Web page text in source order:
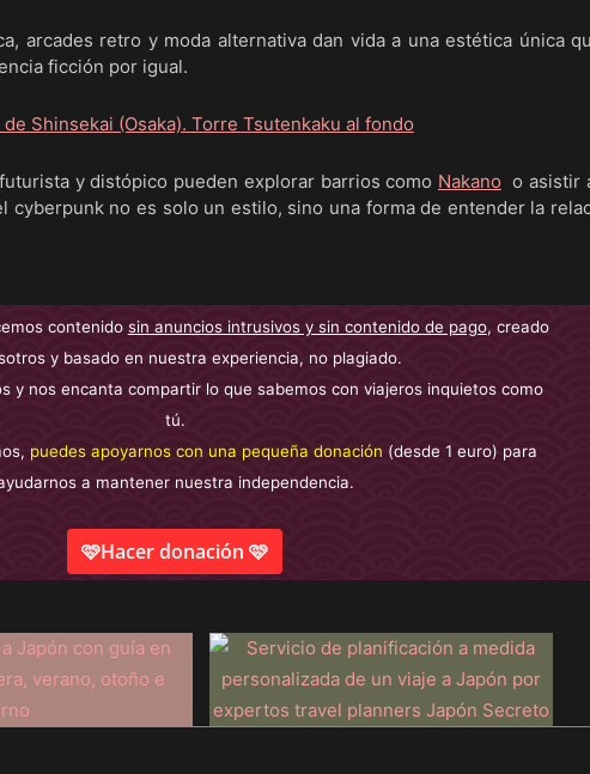
arcades retro y moda alternativa dan vida a una estética única
ficción por igual.
y distópico pueden explorar barrios como Nakano o asistir
cyberpunk no es solo un estilo, sino una forma de entender la
contenido sin anuncios intrusivos y sin contenido de pago, creado
y basado en nuestra experiencia, no plagiado.
y nos encanta compartir lo que sabemos con viajeros inquietos como
tú.
puedes apoyarnos con una pequeña donación (desde 1 euro) para
a mantener nuestra independencia.
🩷Hacer donación 🩷